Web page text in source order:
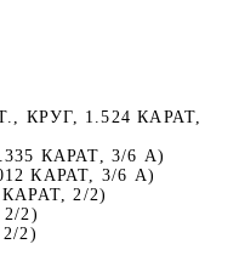
КРУГ, 1.524 КАРАТ,
КАРАТ, 3/6 А)
КАРАТ, 3/6 А)
2/2)
2)
2)